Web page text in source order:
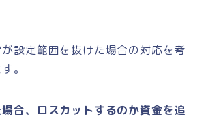
設定範囲を抜けた場合の対応を考
。
合、ロスカットするのか資金を追